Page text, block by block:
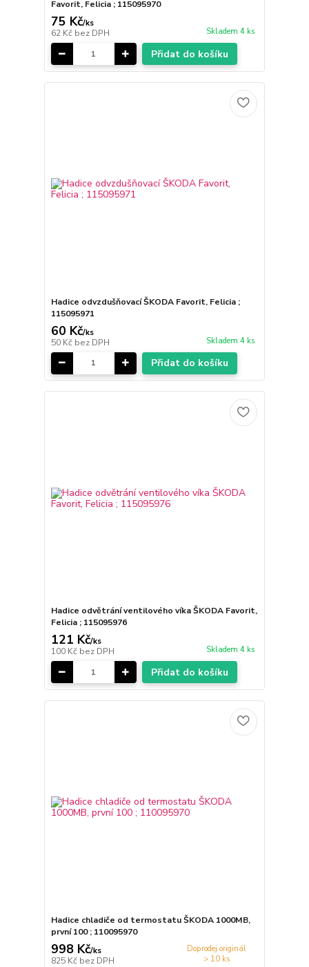
Favorit, Felicia ; 115095970
75 Kč/ks
62 Kč bez DPH Skladem 4 ks
Přidat do košíku
Hadice odvzdušňovací ŠKODA Favorit, Felicia ;
115095971
60 Kč/ks
50 Kč bez DPH Skladem 4 ks
Přidat do košíku
Hadice odvětrání ventilového víka ŠKODA Favorit,
Felicia ; 115095976
121 Kč/ks
100 Kč bez DPH Skladem 4 ks
Přidat do košíku
Hadice chladiče od termostatu ŠKODA 1000MB,
první 100 ; 110095970
998 Kč/ks
825 Kč bez DPH
Doprodej originál
> 10 ks